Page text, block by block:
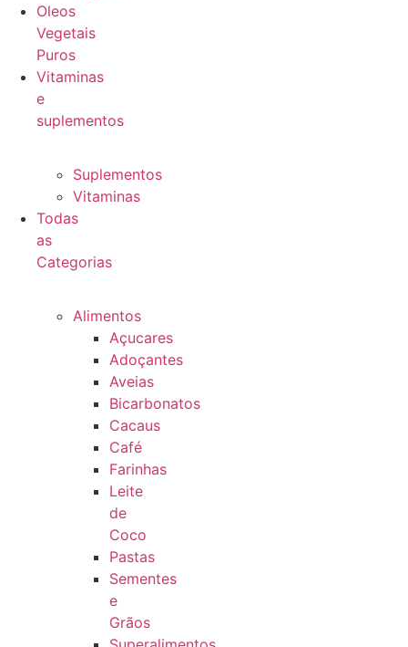
Oleos
Vegetais
Puros
Vitaminas
e
suplementos
Suplementos
Vitaminas
Todas
as
Categorias
Alimentos
Açucares
Adoçantes
Aveias
Bicarbonatos
Cacaus
Café
Farinhas
Leite
de
Coco
Pastas
Sementes
e
Grãos